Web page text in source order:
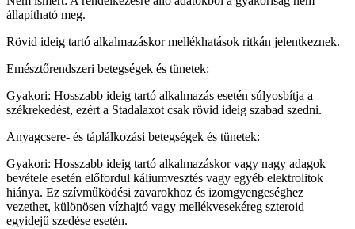
állapítható meg.
Rövid ideig tartó alkalmazáskor mellékhatások ritkán jelentkeznek.
Emésztőrendszeri betegségek és tünetek:
Gyakori: Hosszabb ideig tartó alkalmazás esetén súlyosbítja a
székrekedést, ezért a Stadalaxot csak rövid ideig szabad szedni.
Anyagcsere- és táplálkozási betegségek és tünetek:
Gyakori: Hosszabb ideig tartó alkalmazáskor vagy nagy adagok
bevétele esetén előfordul káliumvesztés vagy egyéb elektrolitok
hiánya. Ez szívműködési zavarokhoz és izomgyengeséghez
vezethet, különösen vízhajtó vagy mellékvesekéreg szteroid
egyidejű szedése esetén.